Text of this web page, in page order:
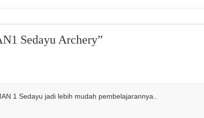
Sedayu Archery”
1 Sedayu jadi lebih mudah pembelajarannya..